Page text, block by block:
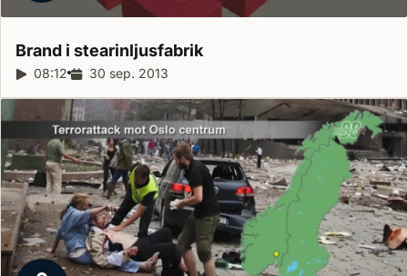
Brand i stearinljusfabrik
Reportagelängd:
08:12 Releasedatum:
30 sep. 2013